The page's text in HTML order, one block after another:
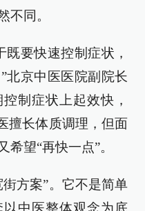
不同。
要快速控制症状，
北京中医医院副院长
制症状上起效快，
擅长体质调理，但面
望“再快一点”。
方案”。它不是简单
中医整体观念为底